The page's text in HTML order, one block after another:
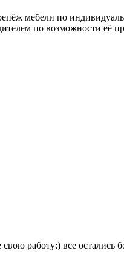
мебели по
по возможности её
работу:) все остались